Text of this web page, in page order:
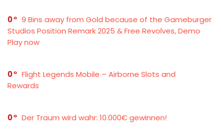
0
9 Bins away from Gold because of the Gameburger
Studios Position Remark 2025 & Free Revolves, Demo
Play now
0
Flight Legends Mobile – Airborne Slots and
Rewards
0 Der Traum wird wahr: 10.000€ gewinnen!